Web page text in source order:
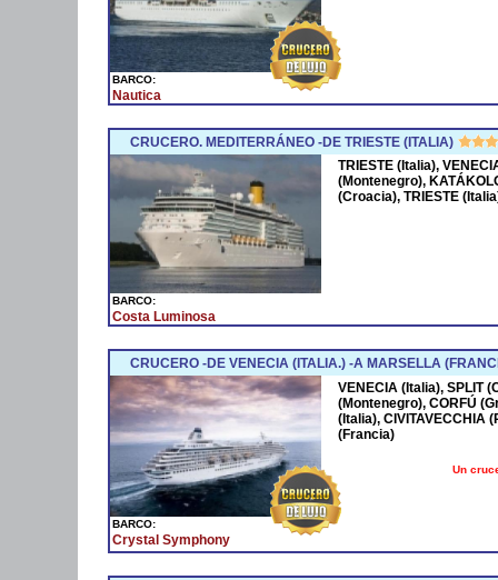
BARCO:
Nautica
CRUCERO. MEDITERRÁNEO -DE TRIESTE (ITALIA)
BARCO:
Costa Luminosa
TRIESTE (Italia),
(Montenegro),
(Croacia), TRIESTE
CRUCERO -DE VENECIA (ITALIA.) -A MARSELLA
BARCO:
Crystal Symphony
VENECIA (Italia), SPLIT
(Montenegro), CORFÚ
(Italia), CIVITAVECCHIA
(Francia)
Un